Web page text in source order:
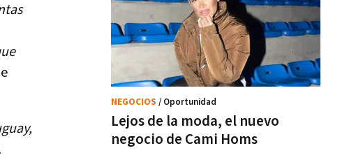
Lejos de la moda, el nuevo
negocio de Cami Homs
NEGOCIOS / Oportunidad